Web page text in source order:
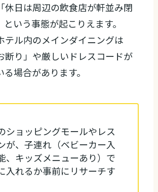
休日は周辺の飲食店が軒並み閉
という事態が起こりえます。
テル内のメインダイニングは
断り」や厳しいドレスコードが
場合があります。
ショッピングモールやレス
が、子連れ（ベビーカー入
、キッズメニューあり）で
入れるか事前にリサーチす